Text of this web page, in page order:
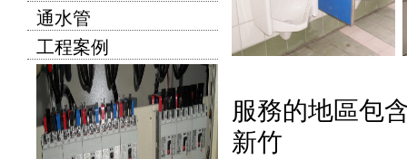
通水管
工程案例
服務的地區包
新竹